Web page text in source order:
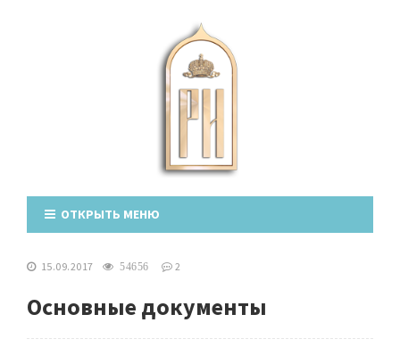
ОТКРЫТЬ МЕНЮ
15.09.2017 54656 2
Основные документы